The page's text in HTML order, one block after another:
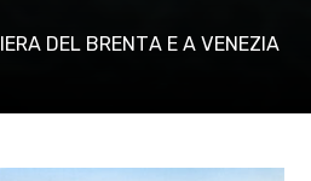
ERA DEL BREN TA E A VEN EZ A